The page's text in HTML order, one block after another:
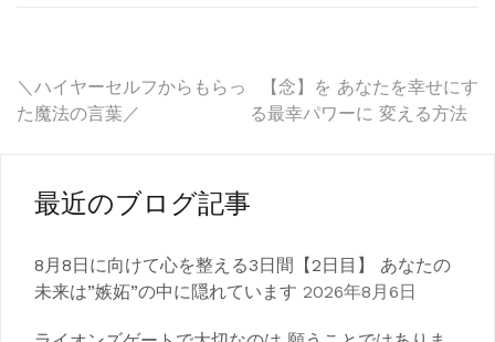
投
ビ
ゲ
ー
＼ハイヤーセルフからもらっ
た魔法の言葉／
【念】を あなたを幸せにす
る最幸パワーに 変える方法
最近のブログ記事
8月8日に向けて心を整える3日間【2日目】 あなたの
未来は”嫉妬”の中に隠れています 2026年8月6日